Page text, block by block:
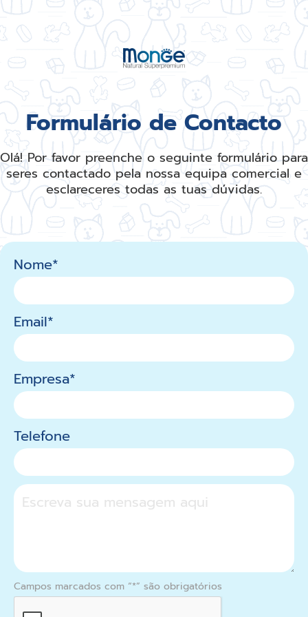
Formulário de Contacto
Olá! Por favor preenche o seguinte formulário para
seres contactado pela nossa equipa comercial e
esclareceres todas as tuas dúvidas.
Nome*
Email*
Empresa*
Telefone
Campos marcados com “*” são obrigatórios